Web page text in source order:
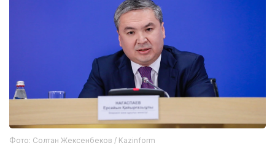
Фото: Солтан Жексенбеков / Kazinform